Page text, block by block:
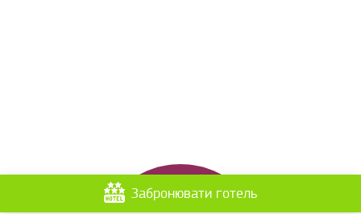
Забронювати готель